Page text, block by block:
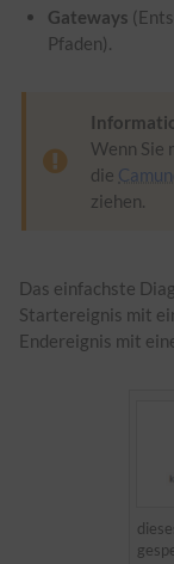
Gateways
Pfaden).
Wenn Sie
die
ziehen.
Das einfachste
Startereignis mit
Endereignis mit